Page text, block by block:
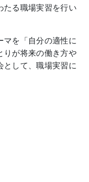
たる職場実習を行い
マを「自分の適性に
りが将来の働き方や
として、職場実習に